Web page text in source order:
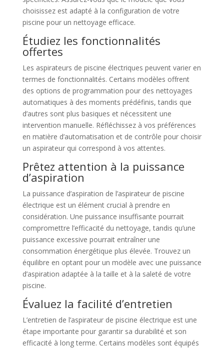
choisissez est adapté à la configuration de votre
piscine pour un nettoyage efficace.
Étudiez les fonctionnalités
offertes
Les aspirateurs de piscine électriques peuvent varier en
termes de fonctionnalités. Certains modèles offrent
des options de programmation pour des nettoyages
automatiques à des moments prédéfinis, tandis que
d’autres sont plus basiques et nécessitent une
intervention manuelle. Réfléchissez à vos préférences
en matière d’automatisation et de contrôle pour choisir
un aspirateur qui correspond à vos attentes.
Prêtez attention à la puissance
d’aspiration
La puissance d’aspiration de l’aspirateur de piscine
électrique est un élément crucial à prendre en
considération. Une puissance insuffisante pourrait
compromettre l’efficacité du nettoyage, tandis qu’une
puissance excessive pourrait entraîner une
consommation énergétique plus élevée. Trouvez un
équilibre en optant pour un modèle avec une puissance
d’aspiration adaptée à la taille et à la saleté de votre
piscine.
Évaluez la facilité d’entretien
L’entretien de l’aspirateur de piscine électrique est une
étape importante pour garantir sa durabilité et son
efficacité à long terme. Certains modèles sont équipés